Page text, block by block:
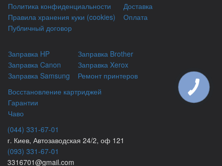
Политика конфиденциальности
Правила хранения куки (cookies)
Публичный договор
Доставка
Оплата
Заправка HP
Заправка Canon
Заправка Samsung
Заправка Brother
Заправка Xerox
Ремонт принтеров
Восстановление картриджей
Гарантии
Чаво
(044) 331-67-01
г. Киев, Автозаводская 24/2, оф 121
(093) 331-67-01
3316701@gmail.com